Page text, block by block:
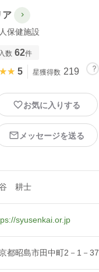
ア
保健施設
数 62件
5 星獲得数 219
お気に入りする
メッセージを送る
耕士
syusenkai.or.jp
都昭島市田中町2－1－37